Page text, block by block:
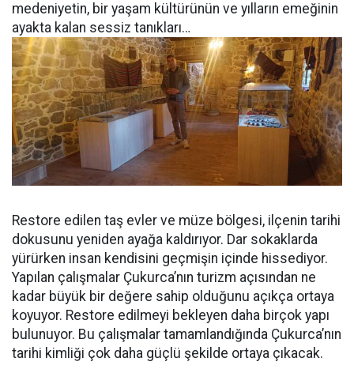
medeniyetin, bir yaşam kültürünün ve yılların emeğinin
ayakta kalan sessiz tanıkları…
Restore edilen taş evler ve müze bölgesi, ilçenin tarihi
dokusunu yeniden ayağa kaldırıyor. Dar sokaklarda
yürürken insan kendisini geçmişin içinde hissediyor.
Yapılan çalışmalar Çukurca’nın turizm açısından ne
kadar büyük bir değere sahip olduğunu açıkça ortaya
koyuyor. Restore edilmeyi bekleyen daha birçok yapı
bulunuyor. Bu çalışmalar tamamlandığında Çukurca’nın
tarihi kimliği çok daha güçlü şekilde ortaya çıkacak.